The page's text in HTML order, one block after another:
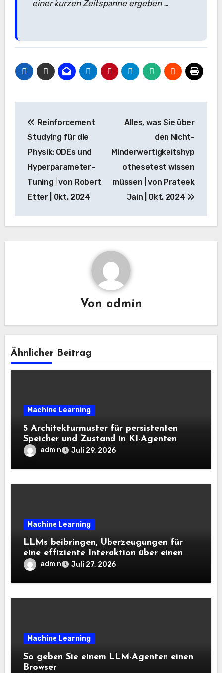
einer kurzen Zeitspanne ergeben …
Navigation
Reinforcement
Studying für die
Physik: ODEs und
Hyperparameter-
Tuning | von Robert
Etter | Okt. 2024
Alles, was Sie über
den Nicht-
Minderwertigkeitshyp
othesetest wissen
müssen | von Prateek
Jain | Okt. 2024
Von admin
Ähnlicher Beitrag
Machine Learning
5 Architekturmuster für persistenten
Speicher und Zustand in KI-Agenten
admin Juli 29, 2026
Machine Learning
LLMs beibringen, Überzeugungen für
eine effiziente Interaktion über einen
langen Horizont hinweg zu aktualisieren
– The Berkeley Synthetic Intelligence
Analysis Weblog
admin Juli 27, 2026
Machine Learning
So geben Sie einem LLM-Agenten einen
Browser